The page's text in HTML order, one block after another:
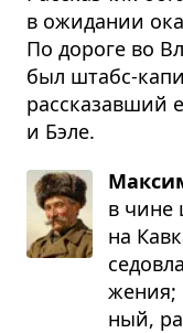
в ожидании
По дороге во
был штабс-
рассказавший
и Бэле.
в чине
на
ный,